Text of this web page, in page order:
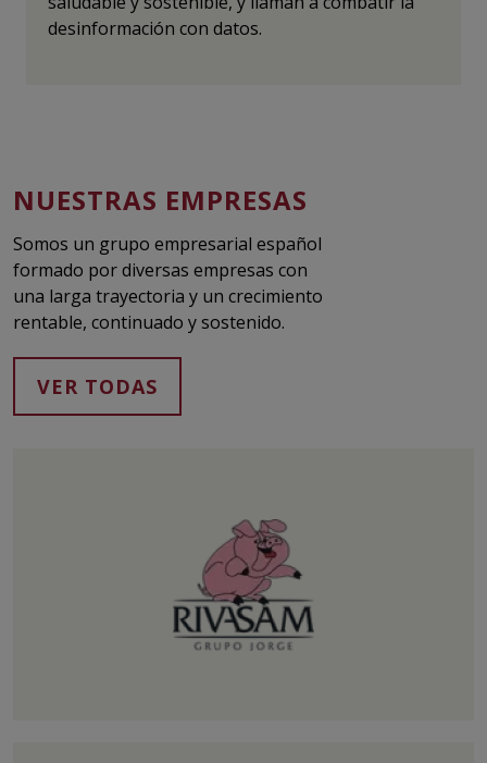
desinformación con datos.
NUESTRAS EMPRESAS
Somos un grupo empresarial español
formado por diversas empresas con
una larga trayectoria y un crecimiento
rentable, continuado y sostenido.
VER TODAS